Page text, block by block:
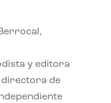
y editora
directora de